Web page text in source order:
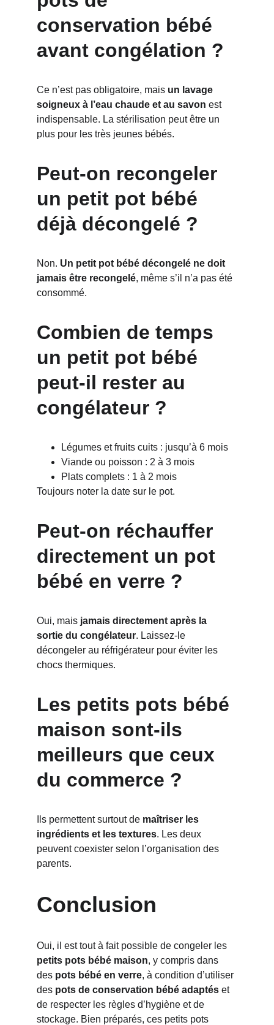
conservation bébé
avant congélation ?
Ce n’est pas obligatoire, mais un lavage
soigneux à l’eau chaude et au savon est
indispensable. La stérilisation peut être un
plus pour les très jeunes bébés.
Peut-on recongeler
un petit pot bébé
déjà décongelé ?
Non. Un petit pot bébé décongelé ne doit
jamais être recongelé, même s’il n’a pas été
consommé.
Combien de temps
un petit pot bébé
peut-il rester au
congélateur ?
Légumes et fruits cuits : jusqu’à 6 mois
Viande ou poisson : 2 à 3 mois
Plats complets : 1 à 2 mois
Toujours noter la date sur le pot.
Peut-on réchauffer
directement un pot
bébé en verre ?
Oui, mais jamais directement après la
sortie du congélateur. Laissez-le
décongeler au réfrigérateur pour éviter les
chocs thermiques.
Les petits pots bébé
maison sont-ils
meilleurs que ceux
du commerce ?
Ils permettent surtout de maîtriser les
ingrédients et les textures. Les deux
peuvent coexister selon l’organisation des
parents.
Conclusion
Oui, il est tout à fait possible de congeler les
petits pots bébé maison, y compris dans
des pots bébé en verre, à condition d’utiliser
des pots de conservation bébé adaptés et
de respecter les règles d’hygiène et de
stockage. Bien préparés, ces petits pots